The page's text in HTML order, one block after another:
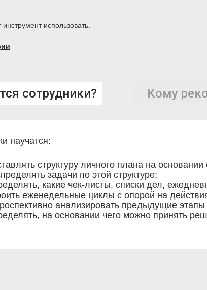
использовать.
сотрудники? Кому
научатся:
структуру личного плана на
задачи по этой структуре;
какие чек-листы, списки дел,
еженедельные циклы с опорой на
анализировать предыдущие
на основании чего можно принять